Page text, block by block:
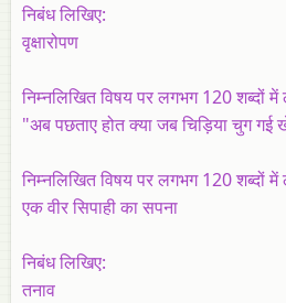
निबंध लिखिए:
वृक्षारोपण
निम्नलिखित विषय पर लगभग 120 शब्दों
"अब पछताए होत क्या जब चिड़िया चुग गई
निम्नलिखित विषय पर लगभग 120 शब्दों
एक वीर सिपाही का सपना
निबंध लिखिए:
तनाव